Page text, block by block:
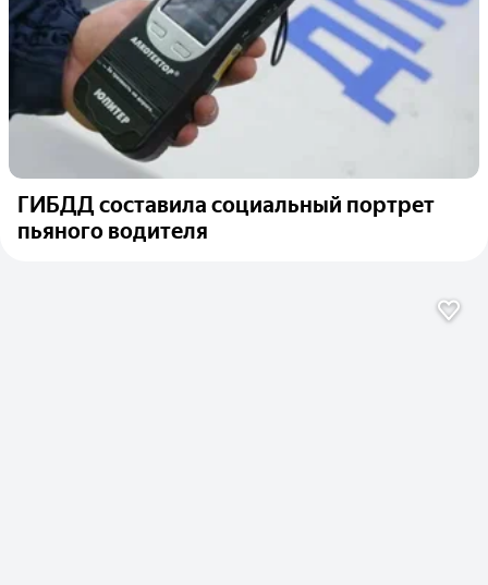
ГИБДД составила социальный портрет
пьяного водителя